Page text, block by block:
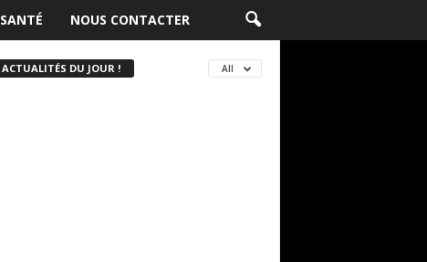
SANTÉ NOUS CONTACTER
ACTUALITÉS DU JOUR ! All